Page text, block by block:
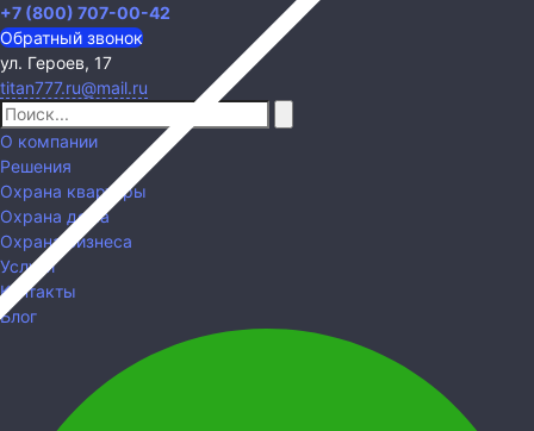
+7 (800) 707-00-42
Обратный звонок
ул. Героев, 17
titan777.ru@mail.ru
О компании
Решения
Охрана квартиры
Охрана дома
Охрана бизнеса
Услуги
Контакты
Блог